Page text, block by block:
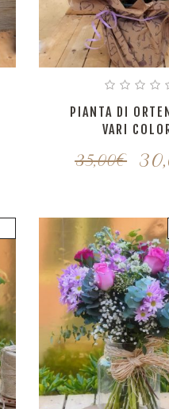
PIANTA DI
VARI
35,00€